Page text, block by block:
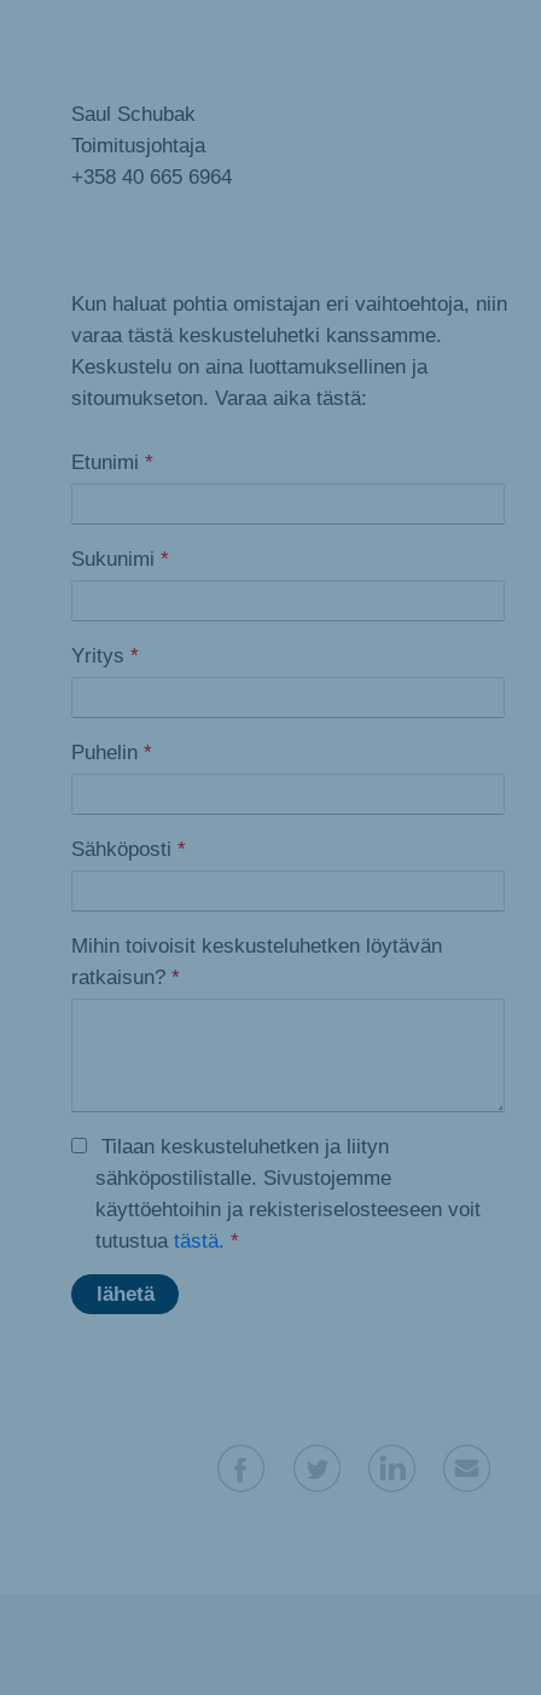
Saul Schubak
Toimitusjohtaja
+358 40 665 6964
Kun haluat pohtia omistajan eri vaihtoehtoja, niin
varaa tästä keskusteluhetki kanssamme.
Keskustelu on aina luottamuksellinen ja
sitoumukseton. Varaa aika tästä:
Etunimi *
Sukunimi *
Yritys *
Puhelin *
Sähköposti *
Mihin toivoisit keskusteluhetken löytävän
ratkaisun? *
Tilaan keskusteluhetken ja liityn
sähköpostilistalle. Sivustojemme
käyttöehtoihin ja rekisteriselosteeseen voit
tutustua tästä. *